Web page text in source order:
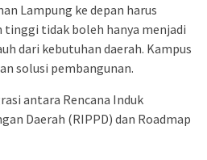
Lampung ke depan harus
tinggi tidak boleh hanya menjadi
dari kebutuhan daerah. Kampus
solusi pembangunan.
antara Rencana Induk
Daerah (RIPPD) dan Roadmap